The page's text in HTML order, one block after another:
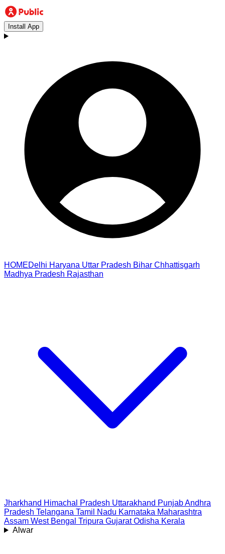
Install App
HOMEDelhi Haryana Uttar Pradesh Bihar Chhattisgarh
Madhya Pradesh Rajasthan
Jharkhand Himachal Pradesh Uttarakhand PunjabAndhra
Pradesh Telangana Tamil Nadu Karnataka Maharashtra
Assam West Bengal Tripura Gujarat Odisha Kerala
Alwar